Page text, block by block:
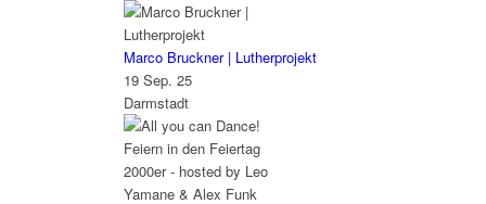
Marco Bruckner | Lutherprojekt
19 Sep. 25
Darmstadt